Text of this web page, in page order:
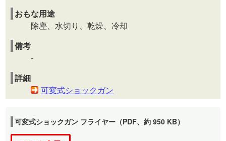
おもな用途
除塵、水切り、乾燥、冷却
備考
-
詳細
可変式ショックガン
可変式ショックガン フライヤー（PDF、約 950 KB）